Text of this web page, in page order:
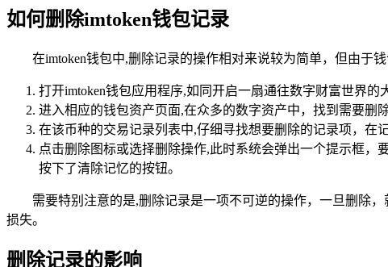
如何删除imtoken钱包记录
在imtoken钱包中,删除记录的操作相对来说较为简单，但由于
打开imtoken钱包应用程序,如同开启一扇通往数字财富世界
进入相应的钱包资产页面,在众多的数字资产中，找到需要删
在该币种的交易记录列表中,仔细寻找想要删除的记录项，在
点击删除图标或选择删除操作,此时系统会弹出一个提示框，
按下了清除记忆的按钮。
需要特别注意的是,删除记录是一项不可逆的操作，一旦删除
损失。
删除记录的影响